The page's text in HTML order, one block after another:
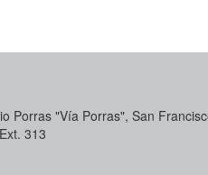
Porras "Vía Porras", San
313